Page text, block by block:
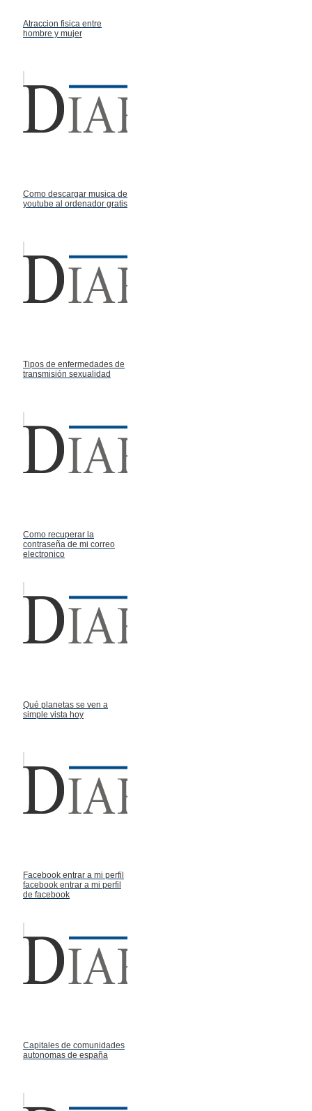
Atraccion fisica entre
hombre y mujer
Como descargar musica de
youtube al ordenador gratis
Tipos de enfermedades de
transmisión sexualidad
Como recuperar la
contraseña de mi correo
electronico
Qué planetas se ven a
simple vista hoy
Facebook entrar a mi perfil
facebook entrar a mi perfil
de facebook
Capitales de comunidades
autonomas de españa